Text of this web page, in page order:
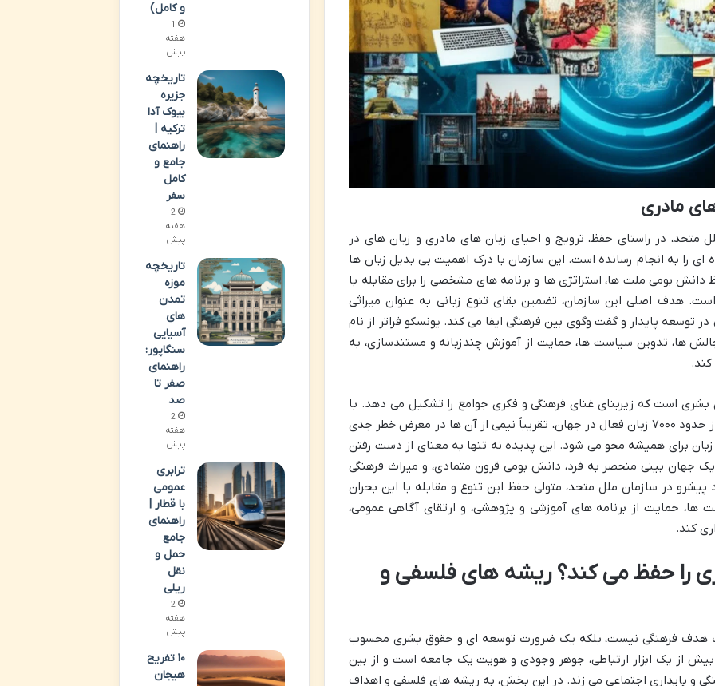
مادری
متحد، در راستای حفظ، ترویج و احیای زبان های مادری و زبان های در
را به انجام رسانده است. این سازمان با درک اهمیت بی بدیل زبان ها
بومی ملت ها، استراتژی ها و برنامه های مشخصی را برای مقابله با
هدف اصلی این سازمان، تضمین بقای تنوع زبانی به عنوان میراثی
پایدار و گفت وگوی بین فرهنگی ایفا می کند. یونسکو فراتر از نام
ها، تدوین سیاست ها، حمایت از آموزش چندزبانه و مستندسازی، به
بشری است که زیربنای غنای فرهنگی و فکری جوامع را تشکیل می دهد. با
این حال، برآوردهای اخیر نشان می دهد که از حدود ۷۰۰۰ زبان فعال در جهان، تقریباً نیمی از آن ها در معرض خطر جدی
زبان برای همیشه محو می شود. این پدیده نه تنها به معنای از دست رفتن
جهان بینی منحصر به فرد، دانش بومی قرون متمادی، و میراث فرهنگی
پیشرو در سازمان ملل متحد، متولی حفظ این تنوع و مقابله با این بحران
حمایت از برنامه های آموزشی و پژوهشی، و ارتقای آگاهی عمومی،
کند.
را حفظ می کند؟ ریشه های فلسفی و
هدف فرهنگی نیست، بلکه یک ضرورت توسعه ای و حقوق بشری محسوب
از یک ابزار ارتباطی، جوهر وجودی و هویت یک جامعه است و از بین
و پایداری اجتماعی می زند. در این بخش، به ریشه های فلسفی و اهداف
و کامل)
1
هفته
پیش
تاریخچه
جزیره
بیوک آدا
ترکیه |
راهنمای
جامع و
کامل
سفر
2
هفته
پیش
تاریخچه
موزه
تمدن
های
آسیایی
سنگاپور:
راهنمای
صفر تا
صد
2
هفته
پیش
ترابری
عمومی
با قطار |
راهنمای
جامع
حمل و
نقل
ریلی
2
هفته
پیش
۱۰ تفریح
هیجان